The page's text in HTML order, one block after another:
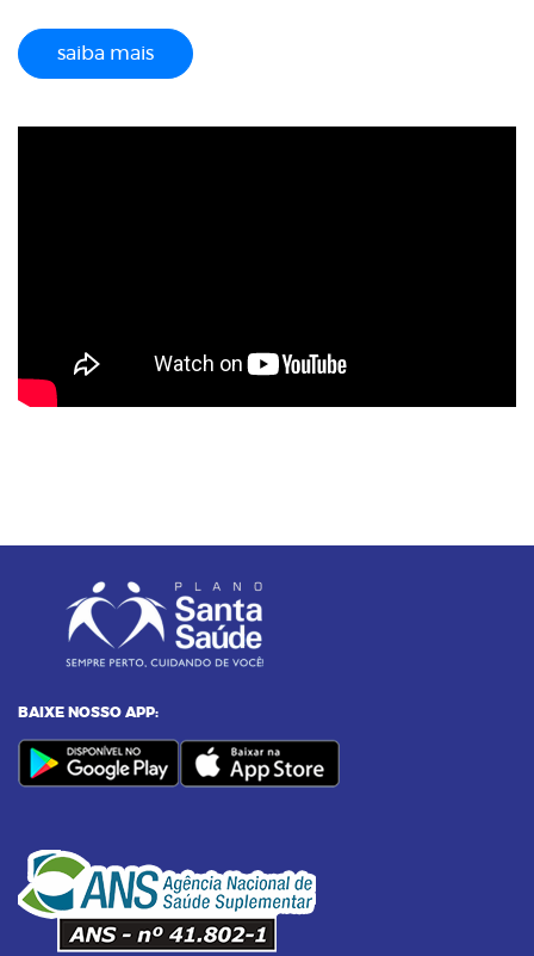
saiba mais
BAIXE NOSSO APP: